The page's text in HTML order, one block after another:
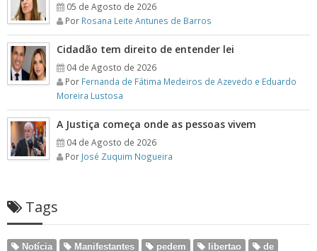
05 de Agosto de 2026
Por Rosana Leite Antunes de Barros
Cidadão tem direito de entender lei
04 de Agosto de 2026
Por Fernanda de Fátima Medeiros de Azevedo e Eduardo
Moreira Lustosa
A Justiça começa onde as pessoas vivem
04 de Agosto de 2026
Por José Zuquim Nogueira
Tags
Notícia Manifestantes pedem libertao
de